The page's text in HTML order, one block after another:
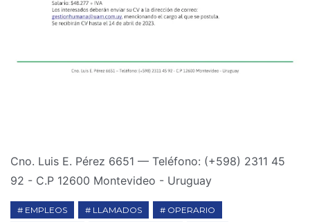
Cno. Luis E. Pérez 6651 — Teléfono: (+598) 2311 45
92 - C.P 12600 Montevideo - Uruguay
EMPLEOS LLAMADOS
OPERARIO